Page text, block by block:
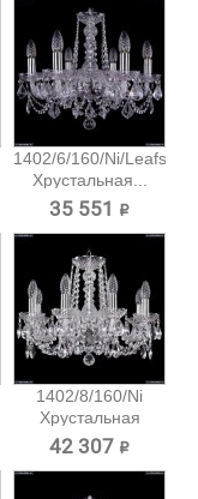
1402/6/160/Ni/Leafs
Хрустальная...
35 551 ₽
1402/8/160/Ni
Хрустальная
подвесная...
42 307 ₽